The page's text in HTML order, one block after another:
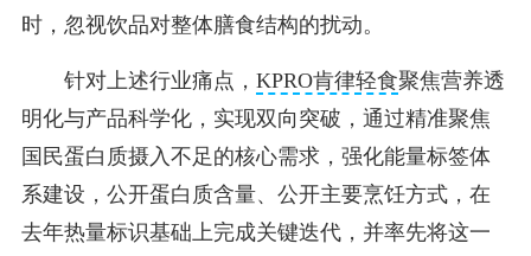
时，忽视饮品对整体膳食结构的扰动。
针对上述行业痛点， KPRO肯律轻食聚焦营养透
明化与产品科学化，实现双向突破，通过精准聚焦
国民蛋白质摄入不足的核心需求，强化能量标签体
系建设，公开蛋白质含量、公开主要烹饪方式，在
去年热量标识基础上完成关键迭代，并率先将这一